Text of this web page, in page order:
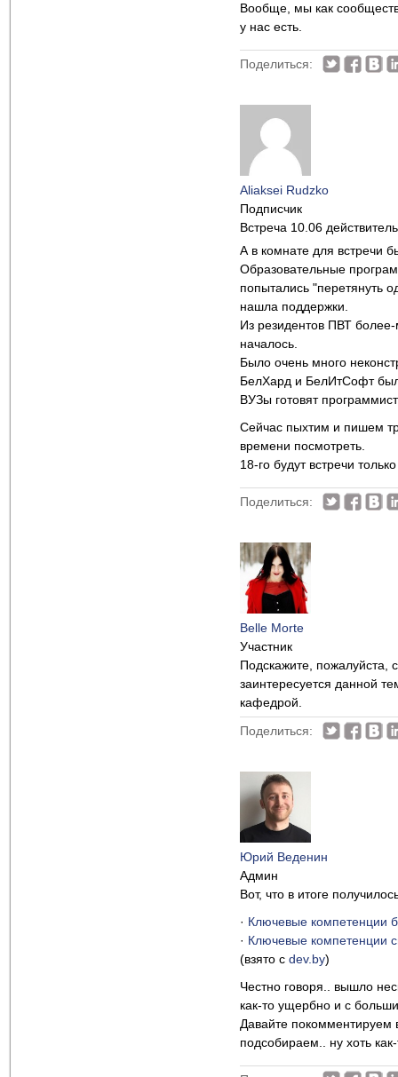
Вообще, мы как
у нас есть.
Поделиться:
Aliaksei Rudzko
Подписчик
Встреча 10.06
А в комнате для встречи
Образовательные
попытались "перетянуть
нашла поддержки.
Из резидентов ПВТ
началось.
Было очень много
БелХард и БелИтСофт
ВУЗы готовят
Сейчас пыхтим и пишем
времени посмотреть.
18-го будут встречи
Поделиться:
Belle Morte
Участник
Подскажите,
заинтересуется данной
кафедрой.
Поделиться:
Юрий Веденин
Админ
Вот, что в итоге
· Ключевые компетенции
· Ключевые компетенции
(взято с dev.by)
Честно говоря.. вышло
как-то ущербно и с
Давайте покомментируем
подсобираем.. ну хоть